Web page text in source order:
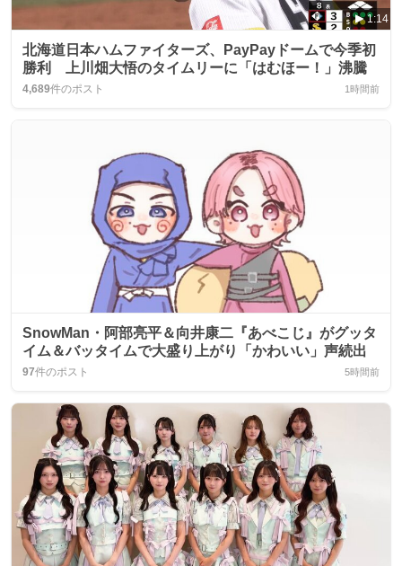
1:14
北海道日本ハムファイターズ、PayPayドームで今季初
勝利 上川畑大悟のタイムリーに「はむほー！」沸騰
4,689件のポスト 1時間前
SnowMan・阿部亮平＆向井康二『あべこじ』がグッタ
イム＆バッタイムで大盛り上がり「かわいい」声続出
97件のポスト 5時間前